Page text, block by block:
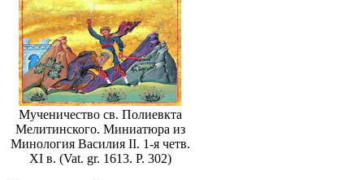
Мученичество св. Полиевкта
Мелитинского. Миниатюра из
Минология Василия II. 1-я четв.
XI в. (Vat. gr. 1613. P. 302)